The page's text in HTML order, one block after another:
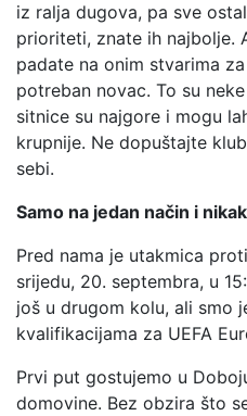
iz ralja dugova, pa sve
prioriteti, znate ih najbolje.
padate na onim stvarima
potreban novac. To su
sitnice su najgore i mogu
krupnije. Ne dopuštajte
sebi.
Samo na jedan način i
Pred nama je utakmica
srijedu, 20. septembra, u
još u drugom kolu, ali smo
kvalifikacijama za UEFA
Prvi put gostujemo u
domovine. Bez obzira što